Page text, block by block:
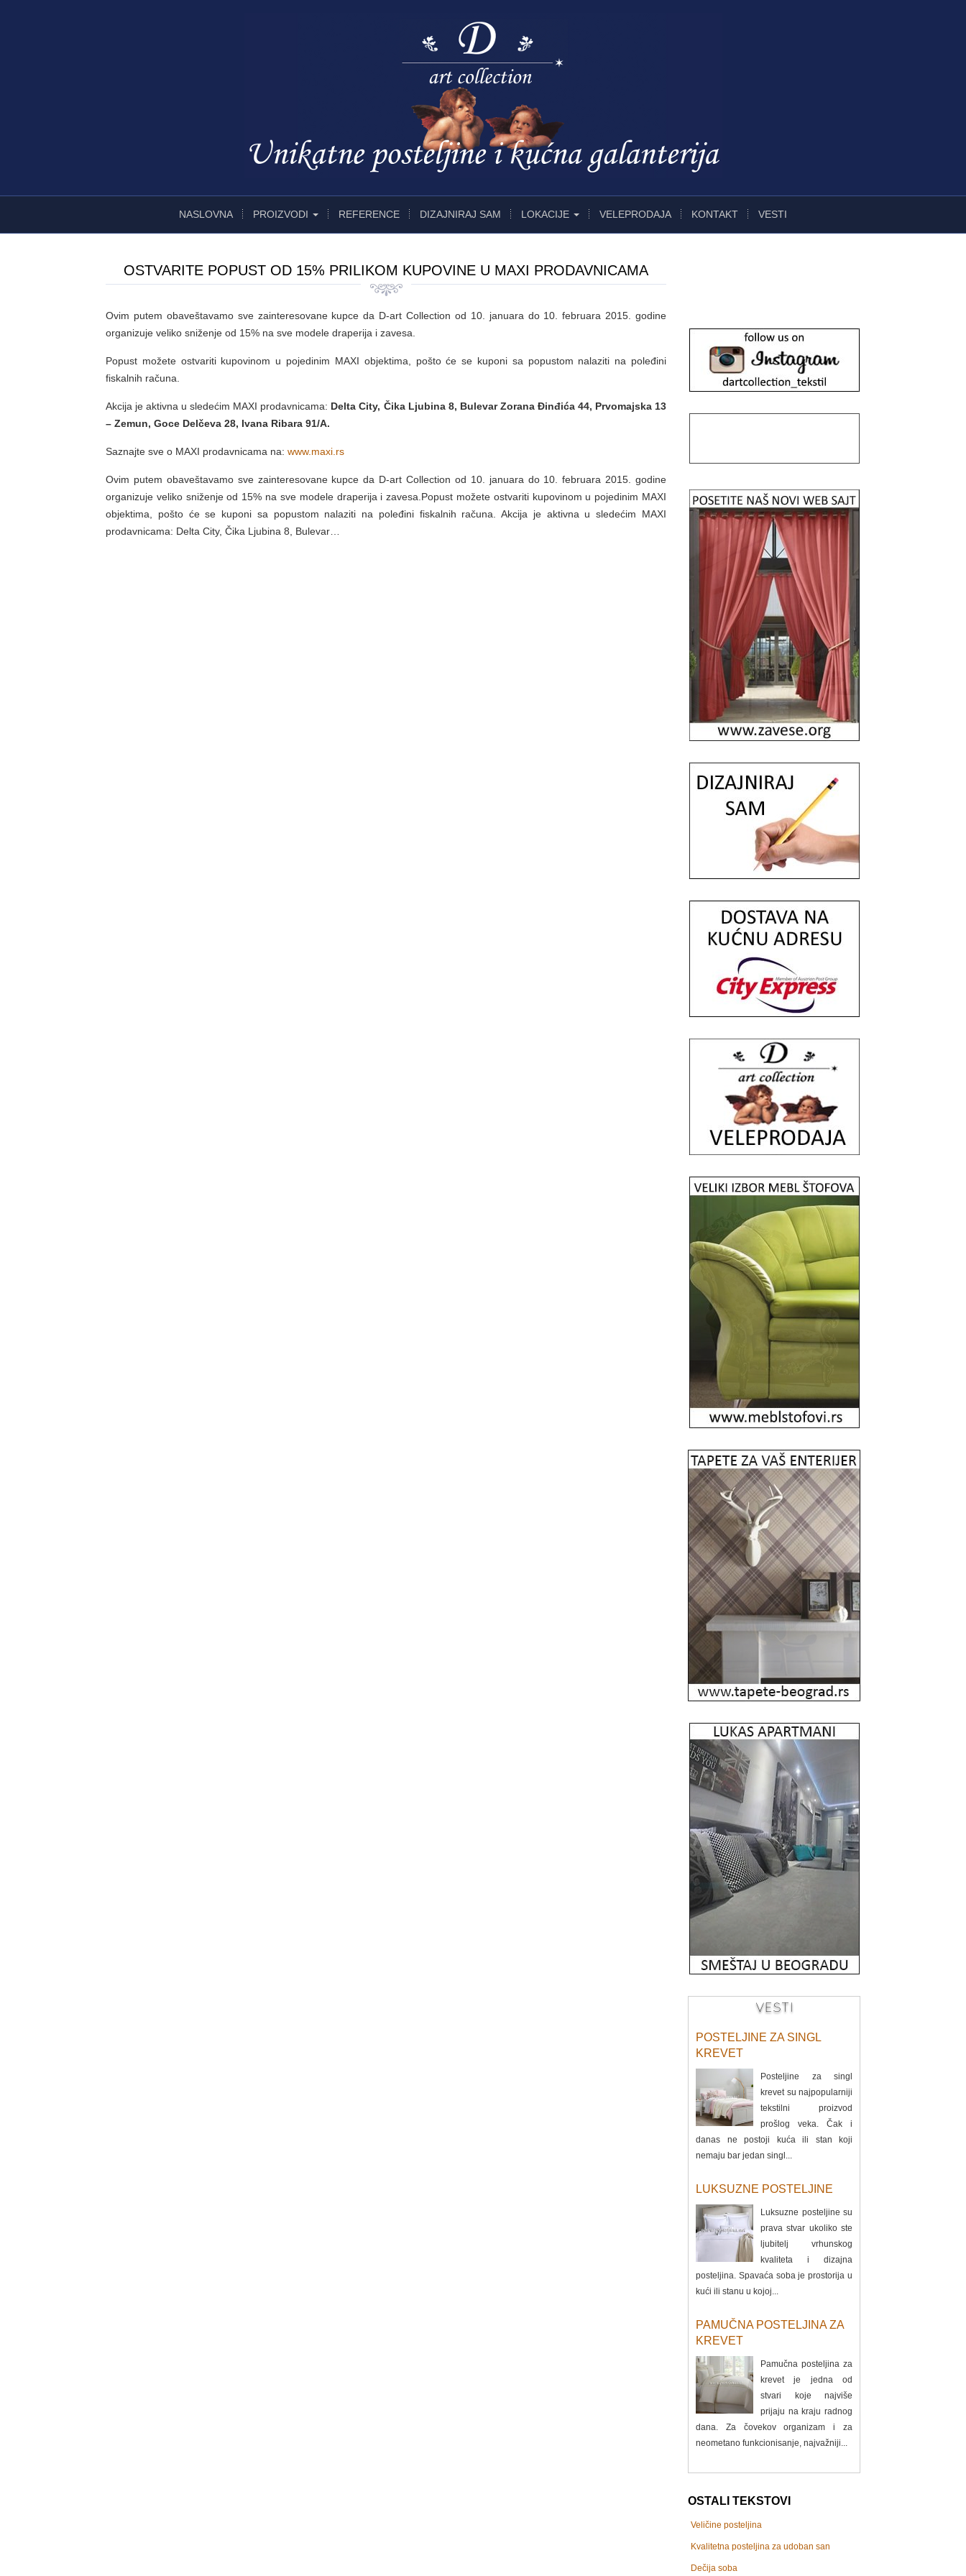
NASLOVNA PROIZVODI REFERENCE DIZAJNIRAJ SAM LOKACIJE VELEPRODAJA KONTAKT VESTI
OSTVARITE POPUST OD 15% PRILIKOM KUPOVINE U MAXI PRODAVNICAMA
Ovim putem obaveštavamo sve zainteresovane kupce da D-art Collection od 10. januara do 10. februara 2015. godine
organizuje veliko sniženje od 15% na sve modele draperija i zavesa.
Popust možete ostvariti kupovinom u pojedinim MAXI objektima, pošto će se kuponi sa popustom nalaziti na poleđini
fiskalnih računa.
Akcija je aktivna u sledećim MAXI prodavnicama: Delta City, Čika Ljubina 8, Bulevar Zorana Đinđića 44, Prvomajska 13
– Zemun, Goce Delčeva 28, Ivana Ribara 91/A.
Saznajte sve o MAXI prodavnicama na: www.maxi.rs
Ovim putem obaveštavamo sve zainteresovane kupce da D-art Collection od 10. januara do 10. februara 2015. godine
organizuje veliko sniženje od 15% na sve modele draperija i zavesa.Popust možete ostvariti kupovinom u pojedinim MAXI
objektima, pošto će se kuponi sa popustom nalaziti na poleđini fiskalnih računa. Akcija je aktivna u sledećim MAXI
prodavnicama: Delta City, Čika Ljubina 8, Bulevar…
VESTI
POSTELJINE ZA SINGL
KREVET
Posteljine za singl
krevet su najpopularniji
tekstilni proizvod
prošlog veka. Čak i
danas ne postoji kuća ili stan koji
nemaju bar jedan singl...
LUKSUZNE POSTELJINE
Luksuzne posteljine su
prava stvar ukoliko ste
ljubitelj vrhunskog
kvaliteta i dizajna
posteljina. Spavaća soba je prostorija u
kući ili stanu u kojoj...
PAMUČNA POSTELJINA ZA
KREVET
Pamučna posteljina za
krevet je jedna od
stvari koje najviše
prijaju na kraju radnog
dana. Za čovekov organizam i za
neometano funkcionisanje, najvažniji...
OSTALI TEKSTOVI
Veličine posteljina
Kvalitetna posteljina za udoban san
Dečija soba